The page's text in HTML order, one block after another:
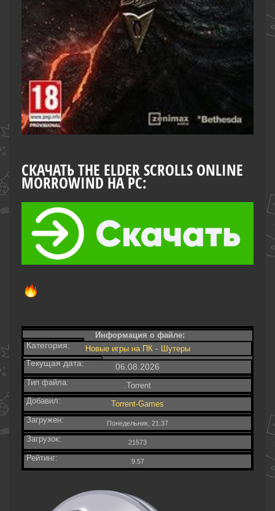
СКАЧАТЬ THE ELDER SCROLLS ONLINE
MORROWIND НА PC:
Информация о файле:
Категория: Новые игры на ПК- Шутеры‎
Текущая дата: 06.08.2026
Тип файла:
.Torrent
Добавил:
Torrent-Games
Загружен:
Понедельник, 21:37
Загрузок: 21573
Рейтинг: 9.57